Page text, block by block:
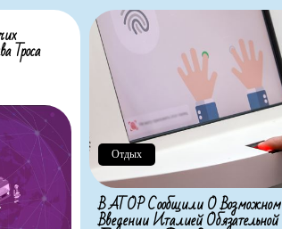
Троса
Отдых
В АТОР Сообщили О Возможном
Введении Италией Обязательной